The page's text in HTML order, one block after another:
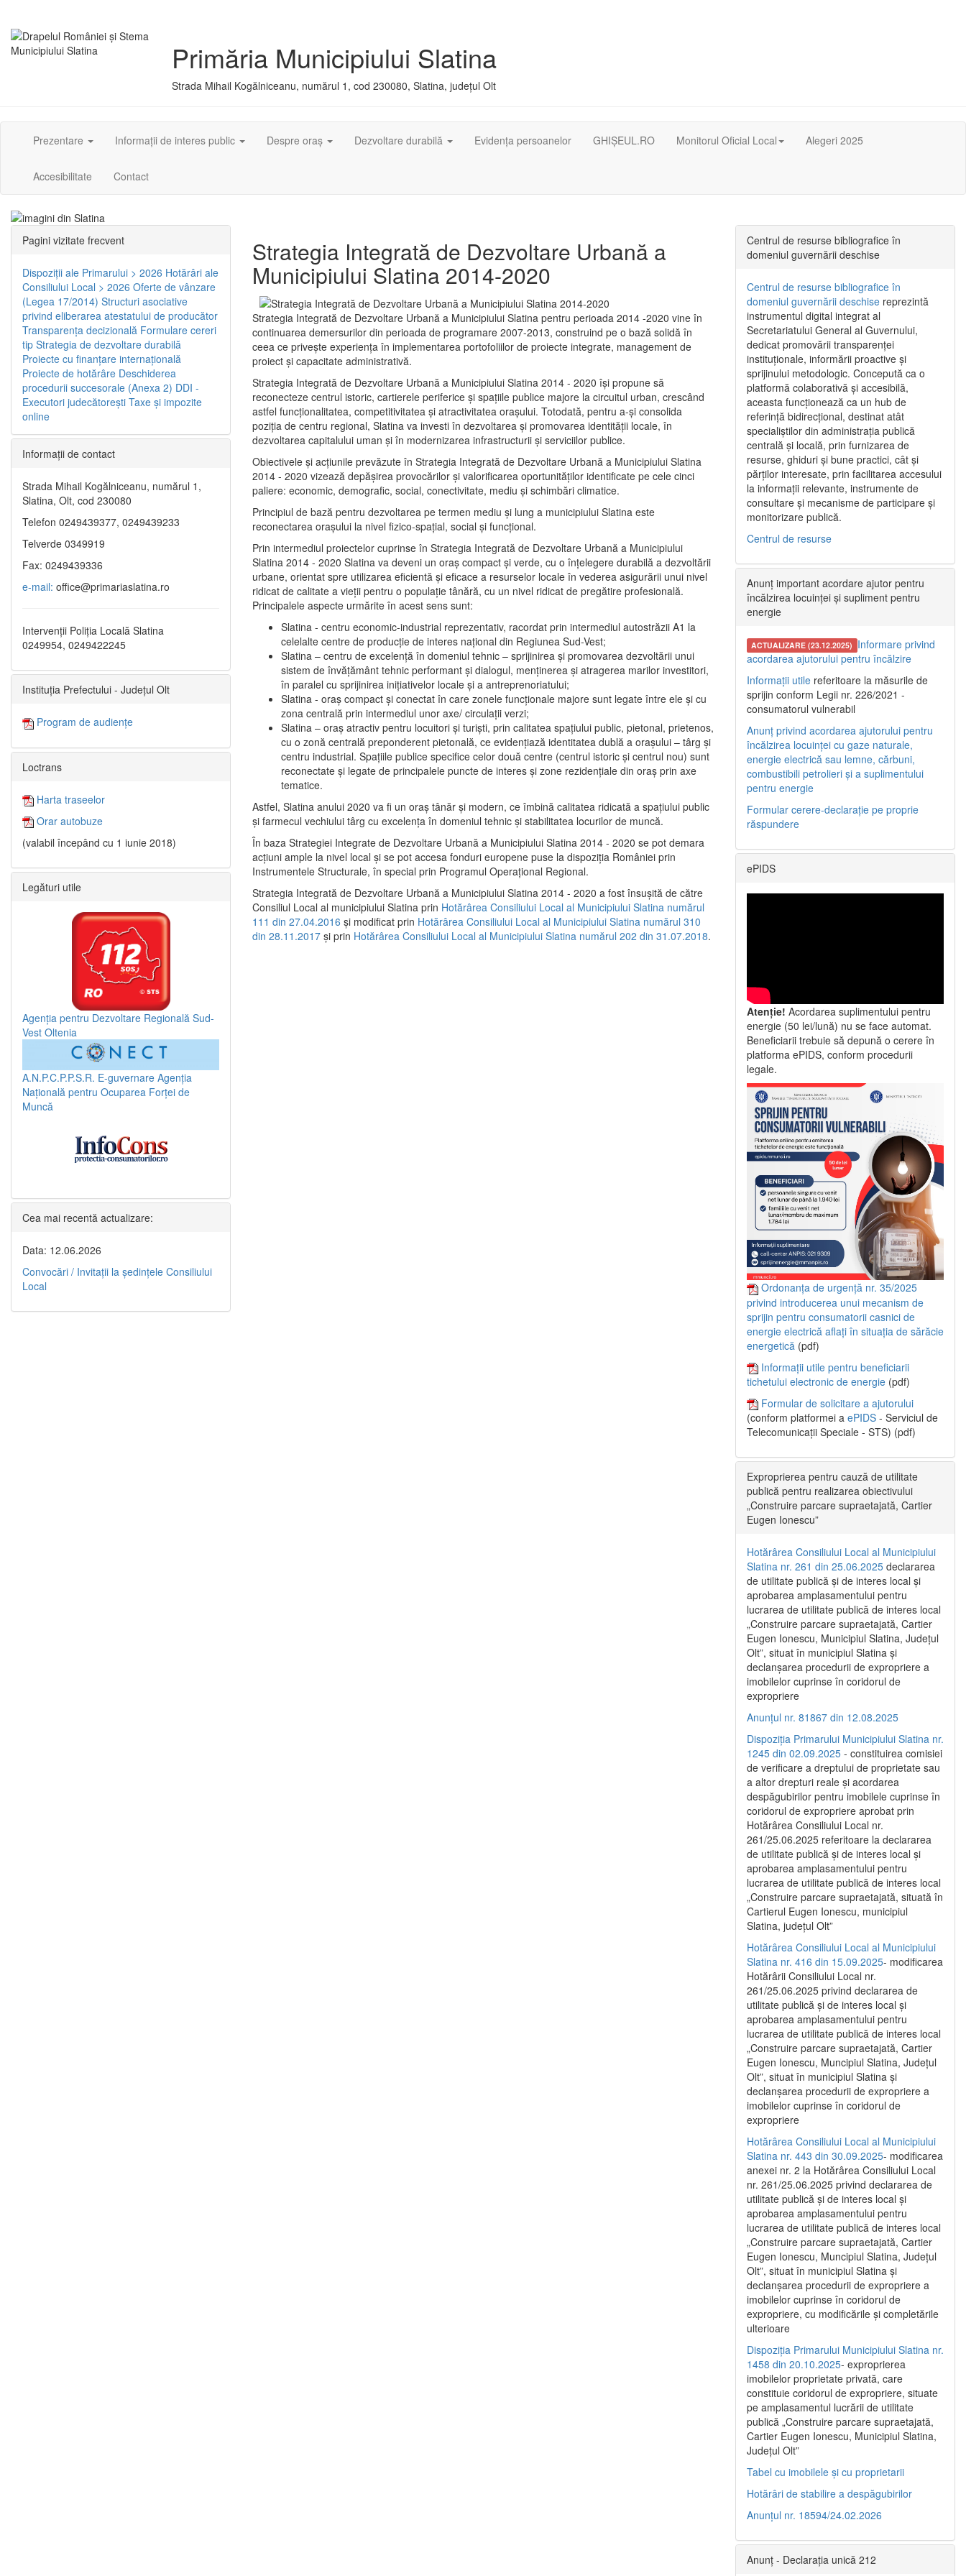
Primăria Municipiului Slatina
Strada Mihail Kogălniceanu, numărul 1, cod 230080, Slatina, județul Olt
Prezentare Informații de interes public Despre oraș Dezvoltare durabilă Evidența persoanelor GHIȘEUL.RO Monitorul Oficial Local Alegeri 2025
Accesibilitate Contact
Strategia Integrată de Dezvoltare Urbană a
Municipiului Slatina 2014-2020
Strategia Integrată de Dezvoltare Urbană a Municipiului Slatina pentru perioada 2014 -2020 vine în
continuarea demersurilor din perioada de programare 2007-2013, construind pe o bază solidă în
ceea ce priveşte experienţa în implementarea portofoliilor de proiecte integrate, management de
proiect și capacitate administrativă.
Strategia Integrată de Dezvoltare Urbană a Municipiului Slatina 2014 - 2020 își propune să
reconecteze centrul istoric, cartierele periferice şi spaţiile publice majore la circuitul urban, crescând
astfel funcţionalitatea, competitivitatea şi atractivitatea oraşului. Totodată, pentru a-şi consolida
poziţia de centru regional, Slatina va investi în dezvoltarea şi promovarea identităţii locale, în
dezvoltarea capitalului uman şi în modernizarea infrastructurii şi serviciilor publice.
Obiectivele şi acţiunile prevăzute în Strategia Integrată de Dezvoltare Urbană a Municipiului Slatina
2014 - 2020 vizează depășirea provocărilor şi valorificarea oportunităţilor identificate pe cele cinci
paliere: economic, demografic, social, conectivitate, mediu şi schimbări climatice.
Principiul de bază pentru dezvoltarea pe termen mediu şi lung a municipiului Slatina este
reconectarea oraşului la nivel fizico-spaţial, social şi funcţional.
Prin intermediul proiectelor cuprinse în Strategia Integrată de Dezvoltare Urbană a Municipiului
Slatina 2014 - 2020 Slatina va deveni un oraş compact şi verde, cu o înţelegere durabilă a dezvoltării
urbane, orientat spre utilizarea eficientă şi eficace a resurselor locale în vederea asigurării unui nivel
ridicat de calitate a vieţii pentru o populaţie tânără, cu un nivel ridicat de pregătire profesională.
Principalele aspecte urmărite în acest sens sunt:
Slatina - centru economic-industrial reprezentativ, racordat prin intermediul autostrăzii A1 la
celelalte centre de producţie de interes naţional din Regiunea Sud-Vest;
Slatina – centru de excelenţă în domeniul tehnic – sprijinirea şi promovarea dezvoltării unui
sistem de învăţământ tehnic performant şi dialogul, menţinerea şi atragerea marilor investitori,
în paralel cu sprijinirea iniţiativelor locale şi a antreprenoriatului;
Slatina - oraş compact şi conectat în care zonele funcţionale majore sunt legate între ele şi cu
zona centrală prin intermediul unor axe/ circulații verzi;
Slatina – oraş atractiv pentru locuitori şi turişti, prin calitatea spaţiului public, pietonal, prietenos,
cu o zonă centrală preponderent pietonală, ce evidenţiază identitatea dublă a oraşului – târg şi
centru industrial. Spaţiile publice specifice celor două centre (centrul istoric şi centrul nou) sunt
reconectate şi legate de principalele puncte de interes şi zone rezidenţiale din oraş prin axe
tematice.
Astfel, Slatina anului 2020 va fi un oraş tânăr şi modern, ce îmbină calitatea ridicată a spaţiului public
şi farmecul vechiului târg cu excelenţa în domeniul tehnic şi stabilitatea locurilor de muncă.
În baza Strategiei Integrate de Dezvoltare Urbană a Municipiului Slatina 2014 - 2020 se pot demara
acţiuni ample la nivel local şi se pot accesa fonduri europene puse la dispoziţia României prin
Instrumentele Structurale, în special prin Programul Operațional Regional.
Strategia Integrată de Dezvoltare Urbană a Municipiului Slatina 2014 - 2020 a fost însuşită de către
Consiliul Local al municipiului Slatina prin Hotărârea Consiliului Local al Municipiului Slatina numărul
111 din 27.04.2016 și modificat prin Hotărârea Consiliului Local al Municipiului Slatina numărul 310
din 28.11.2017 și prin Hotărârea Consiliului Local al Municipiului Slatina numărul 202 din 31.07.2018.
Pagini vizitate frecvent
Dispoziţii ale Primarului > 2026 Hotărâri ale
Consiliului Local > 2026 Oferte de vânzare
(Legea 17/2014) Structuri asociative
privind eliberarea atestatului de producător
Transparenţa decizională Formulare cereri
tip Strategia de dezvoltare durabilă
Proiecte cu finanţare internaţională
Proiecte de hotărâre Deschiderea
procedurii succesorale (Anexa 2) DDI -
Executori judecătorești Taxe şi impozite
online
Informaţii de contact
Strada Mihail Kogălniceanu, numărul 1,
Slatina, Olt, cod 230080
Telefon 0249439377, 0249439233
Telverde 0349919
Fax: 0249439336
e-mail: office@primariaslatina.ro
Intervenții Poliția Locală Slatina
0249954, 0249422245
Instituția Prefectului - Județul Olt
Program de audiențe
Loctrans
Harta traseelor
Orar autobuze
(valabil începând cu 1 iunie 2018)
Legături utile
Agenția pentru Dezvoltare Regională Sud-
Vest Oltenia
A.N.P.C.P.P.S.R. E-guvernare Agenția
Națională pentru Ocuparea Forței de
Muncă
Cea mai recentă actualizare:
Data: 12.06.2026
Convocări / Invitaţii la şedinţele Consiliului
Local
Centrul de resurse bibliografice în
domeniul guvernării deschise
Centrul de resurse bibliografice în
domeniul guvernării deschise reprezintă
instrumentul digital integrat al
Secretariatului General al Guvernului,
dedicat promovării transparenței
instituționale, informării proactive și
sprijinului metodologic. Concepută ca o
platformă colaborativă și accesibilă,
aceasta funcționează ca un hub de
referință bidirecțional, destinat atât
specialiștilor din administrația publică
centrală și locală, prin furnizarea de
resurse, ghiduri și bune practici, cât și
părților interesate, prin facilitarea accesului
la informații relevante, instrumente de
consultare și mecanisme de participare și
monitorizare publică.
Centrul de resurse
Anunț important acordare ajutor pentru
încălzirea locuinței și supliment pentru
energie
ACTUALIZARE (23.12.2025) Informare privind
acordarea ajutorului pentru încălzire
Informații utile referitoare la măsurile de
sprijin conform Legii nr. 226/2021 -
consumatorul vulnerabil
Anunț privind acordarea ajutorului pentru
încălzirea locuinței cu gaze naturale,
energie electrică sau lemne, cărbuni,
combustibili petrolieri și a suplimentului
pentru energie
Formular cerere-declarație pe proprie
răspundere
ePIDS
Atenție! Acordarea suplimentului pentru
energie (50 lei/lună) nu se face automat.
Beneficiarii trebuie să depună o cerere în
platforma ePIDS, conform procedurii
legale.
Ordonanța de urgență nr. 35/2025
privind introducerea unui mecanism de
sprijin pentru consumatorii casnici de
energie electrică aflați în situația de sărăcie
energetică (pdf)
Informații utile pentru beneficiarii
tichetului electronic de energie (pdf)
Formular de solicitare a ajutorului
(conform platformei a ePIDS - Serviciul de
Telecomunicații Speciale - STS) (pdf)
Exproprierea pentru cauză de utilitate
publică pentru realizarea obiectivului
„Construire parcare supraetajată, Cartier
Eugen Ionescu”
Hotărârea Consiliului Local al Municipiului
Slatina nr. 261 din 25.06.2025 declararea
de utilitate publică și de interes local și
aprobarea amplasamentului pentru
lucrarea de utilitate publică de interes local
„Construire parcare supraetajată, Cartier
Eugen Ionescu, Municipiul Slatina, Județul
Olt”, situat în municipiul Slatina și
declanșarea procedurii de expropriere a
imobilelor cuprinse în coridorul de
expropriere
Anunțul nr. 81867 din 12.08.2025
Dispoziția Primarului Municipiului Slatina nr.
1245 din 02.09.2025 - constituirea comisiei
de verificare a dreptului de proprietate sau
a altor drepturi reale și acordarea
despăgubirilor pentru imobilele cuprinse în
coridorul de expropriere aprobat prin
Hotărârea Consiliului Local nr.
261/25.06.2025 referitoare la declararea
de utilitate publică și de interes local și
aprobarea amplasamentului pentru
lucrarea de utilitate publică de interes local
„Construire parcare supraetajată, situată în
Cartierul Eugen Ionescu, municipiul
Slatina, județul Olt”
Hotărârea Consiliului Local al Municipiului
Slatina nr. 416 din 15.09.2025- modificarea
Hotărârii Consiliului Local nr.
261/25.06.2025 privind declararea de
utilitate publică și de interes local și
aprobarea amplasamentului pentru
lucrarea de utilitate publică de interes local
„Construire parcare supraetajată, Cartier
Eugen Ionescu, Muncipiul Slatina, Județul
Olt”, situat în municipiul Slatina și
declanșarea procedurii de expropriere a
imobilelor cuprinse în coridorul de
expropriere
Hotărârea Consiliului Local al Municipiului
Slatina nr. 443 din 30.09.2025- modificarea
anexei nr. 2 la Hotărârea Consiliului Local
nr. 261/25.06.2025 privind declararea de
utilitate publică şi de interes local şi
aprobarea amplasamentului pentru
lucrarea de utilitate publică de interes local
„Construire parcare supraetajată, Cartier
Eugen Ionescu, Muncipiul Slatina, Judeţul
Olt”, situat în municipiul Slatina şi
declanşarea procedurii de expropriere a
imobilelor cuprinse în coridorul de
expropriere, cu modificările şi completările
ulterioare
Dispoziția Primarului Municipiului Slatina nr.
1458 din 20.10.2025- exproprierea
imobilelor proprietate privată, care
constituie coridorul de expropriere, situate
pe amplasamentul lucrării de utilitate
publică „Construire parcare supraetajată,
Cartier Eugen Ionescu, Municipiul Slatina,
Județul Olt”
Tabel cu imobilele și cu proprietarii
Hotărâri de stabilire a despăgubirilor
Anunțul nr. 18594/24.02.2026
Anunț - Declarația unică 212